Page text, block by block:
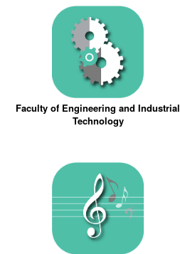
Faculty of Engineering and Industrial
Technology